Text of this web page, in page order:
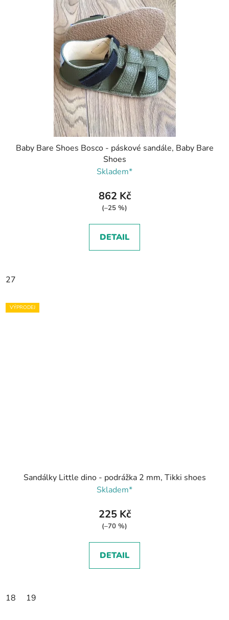
Baby Bare Shoes Bosco - páskové sandále, Baby Bare
Shoes
Skladem*
862 Kč
(–25 %)
DETAIL
27
VÝPRODEJ
Sandálky Little dino - podrážka 2 mm, Tikki shoes
Skladem*
225 Kč
(–70 %)
DETAIL
18 19